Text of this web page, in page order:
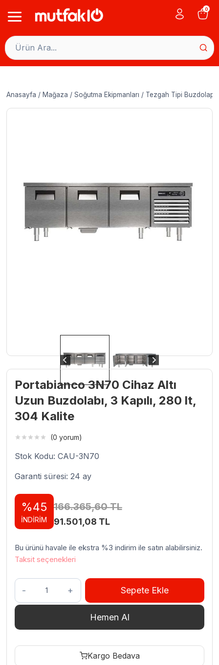
0
Anasayfa / Mağaza / Soğutma Ekipmanları / Tezgah Tipi
Portabianco 3N70 Cihaz Altı
Uzun Buzdolabı, 3 Kapılı, 280 lt,
304 Kalite
(0 yorum)
Stok Kodu: CAU-3N70
Garanti süresi: 24 ay
%45
İNDİRİM
166.365,60TL
Orijinal
166.365,60 TL.
91.501,08 TLŞu
fiyat:
Bu ürünü havale ile ekstra %3 indirim ile satın alabilirsiniz.
Taksit seçenekleri
Portabianco
3N70
Cihaz
Buzdolabı,
Sepete Ekle
Hemen Al
Kargo Bedava